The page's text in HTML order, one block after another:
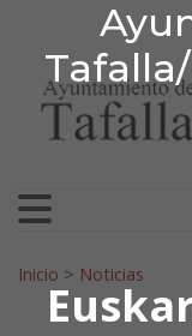
Ir al contenido
Search for:
Inicio > Noticias